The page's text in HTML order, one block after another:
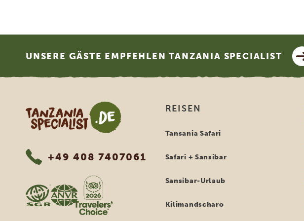
UNSERE GÄSTE EMPFEHLEN TANZANIA SPECIALIST
Tanzania Specialist
+49 408 7407061
REISEN
Tansania Safari
Safari + Sansibar
Sansibar-Urlaub
Kilimandscharo